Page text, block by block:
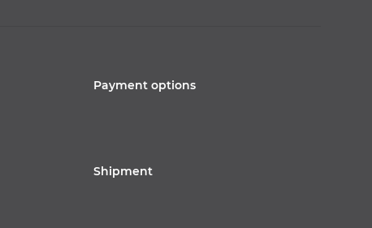
Payment options
Shipment